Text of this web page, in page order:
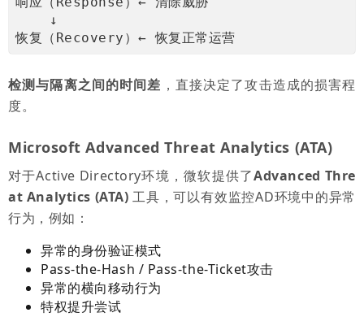
↓
恢复（Recovery）← 恢复正常运营
检测与隔离之间的时间差 ，直接决定了攻击造成的损害程
度。
Microsoft Advanced Threat Analytics (ATA)
对于Active Directory环境，微软提供了Advanced Thre
at Analytics (ATA) 工具，可以有效监控AD环境中的异常
行为，例如：
异常的身份验证模式
Pass-the-Hash / Pass-the-Ticket攻击
异常的横向移动行为
特权提升尝试